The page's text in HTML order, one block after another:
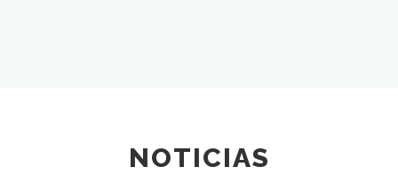
NOTICIAS